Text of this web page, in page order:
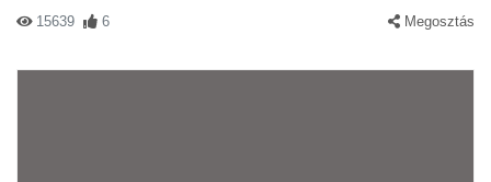
15639 6 Megosztás